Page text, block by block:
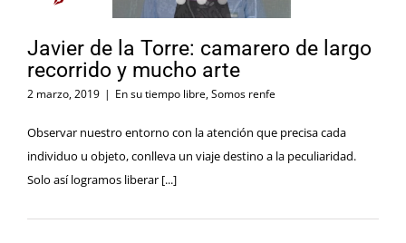
Javier de la Torre: camarero de largo
recorrido y mucho arte
2 marzo, 2019 | En su tiempo libre,Somos renfe
Observar nuestro entorno con la atención que precisa cada
individuo u objeto, conlleva un viaje destino a la peculiaridad.
Solo así logramos liberar [...]